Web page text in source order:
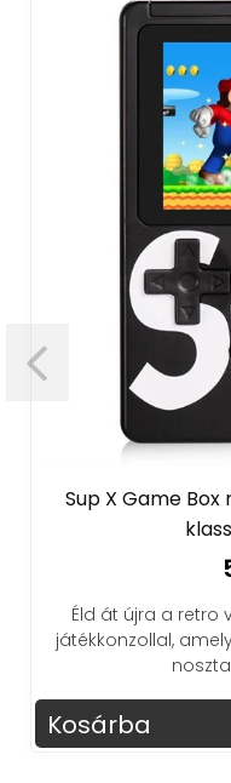
Sup X Game
Éld át újra a retro
játékkonzollal,
Kosárba